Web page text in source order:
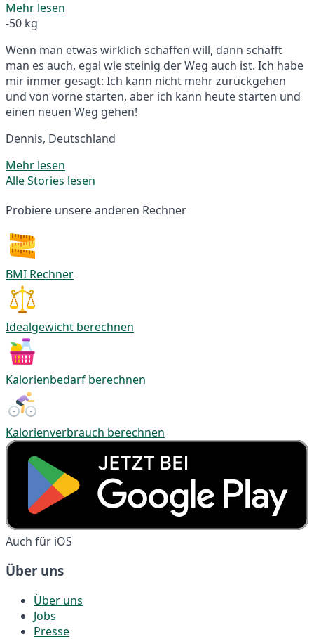
Mehr lesen
-50 kg
Wenn man etwas wirklich schaffen will, dann schafft
man es auch, egal wie steinig der Weg auch ist. Ich habe
mir immer gesagt: Ich kann nicht mehr zurückgehen
und von vorne starten, aber ich kann heute starten und
einen neuen Weg gehen!
Dennis, Deutschland
Mehr lesen
Alle Stories lesen
Probiere unsere anderen Rechner
BMI Rechner
Idealgewicht berechnen
Kalorienbedarf berechnen
Kalorienverbrauch berechnen
Auch für iOS
Über uns
Über uns
Jobs
Presse